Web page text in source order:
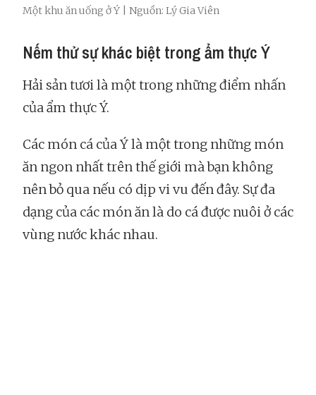
Một khu ăn uống ở Ý | Nguồn: Lý Gia Viên
Nếm thử sự khác biệt trong ẩm thực Ý
Hải sản tươi là một trong những điểm nhấn
của ẩm thực Ý.
Các món cá của Ý là một trong những món
ăn ngon nhất trên thế giới mà bạn không
nên bỏ qua nếu có dịp vi vu đến đây. Sự đa
dạng của các món ăn là do cá được nuôi ở các
vùng nước khác nhau.